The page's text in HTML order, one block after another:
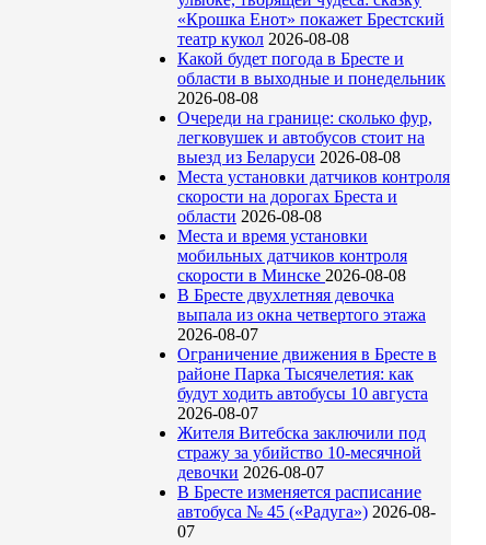
«Крошка Енот» покажет Брестский
театр кукол 2026-08-08
Какой будет погода в Бресте и
области в выходные и понедельник
2026-08-08
Очереди на границе: сколько фур,
легковушек и автобусов стоит на
выезд из Беларуси 2026-08-08
Места установки датчиков контроля
скорости на дорогах Бреста и
области 2026-08-08
Места и время установки
мобильных датчиков контроля
скорости в Минске 2026-08-08
В Бресте двухлетняя девочка
выпала из окна четвертого этажа
2026-08-07
Ограничение движения в Бресте в
районе Парка Тысячелетия: как
будут ходить автобусы 10 августа
2026-08-07
Жителя Витебска заключили под
стражу за убийство 10-месячной
девочки 2026-08-07
В Бресте изменяется расписание
автобуса № 45 («Радуга») 2026-08-
07